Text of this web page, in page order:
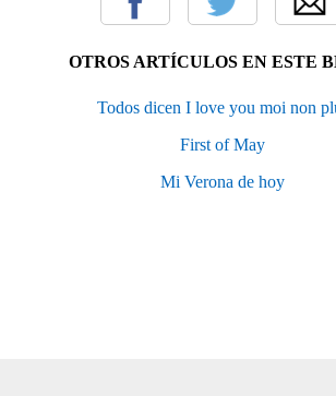
OTROS ARTÍCULOS EN ESTE
Todos dicen I love you moi non
First of May
Mi Verona de hoy